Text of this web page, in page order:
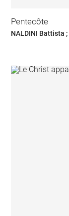
Pentecôte